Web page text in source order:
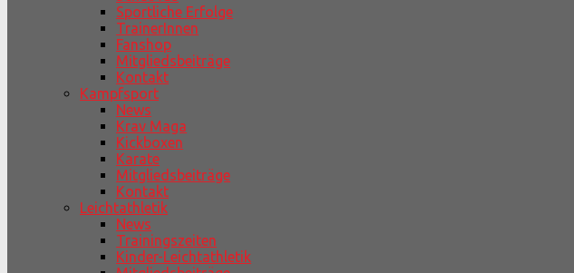
Sportliche Erfolge
TrainerInnen
Fanshop
Mitgliedsbeiträge
Kontakt
Kampfsport
News
Krav Maga
Kickboxen
Karate
Mitgliedsbeiträge
Kontakt
Leichtathletik
News
Trainingszeiten
Kinder-Leichtathletik